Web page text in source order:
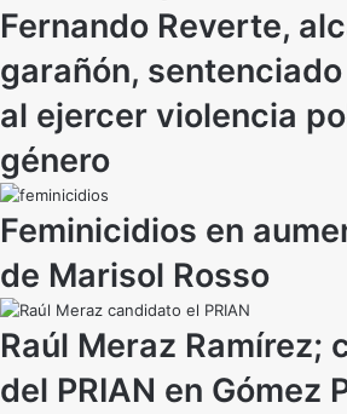
Fernando Reverte,
garañón, sentenciado
al ejercer violencia
género
Feminicidios en
de Marisol Rosso
Raúl Meraz Ramírez;
del PRIAN en Gómez